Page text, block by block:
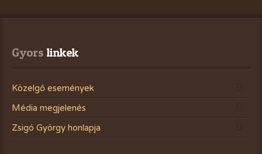
Gyors linkek
Közelgő események
Média megjelenés
Zsigó György honlapja